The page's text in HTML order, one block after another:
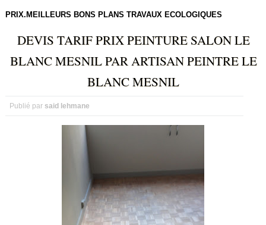
PRIX.MEILLEURS BONS PLANS TRAVAUX ECOLOGIQUES
DEVIS TARIF PRIX PEINTURE SALON LE
BLANC MESNIL PAR ARTISAN PEINTRE LE
BLANC MESNIL
Publié par said lehmane